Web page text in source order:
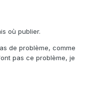
où publier.
de problème, comme
pas ce problème, je